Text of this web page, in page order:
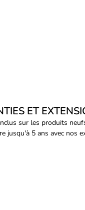
ET
sur les produits
jusqu'à 5 ans avec nos